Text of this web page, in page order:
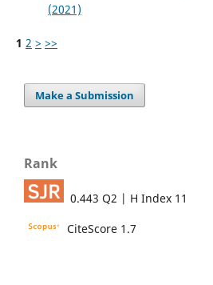
(2021)
1 2 > >>
Make a Submission
Rank
0.443 Q2 | H Index 11
CiteScore 1.7